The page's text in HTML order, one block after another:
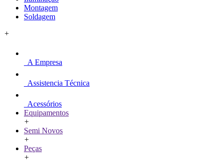
Montagem
Soldagem
+
A Empresa
Assistencia Técnica
Acessórios
Equipamentos
+
Semi Novos
+
Peças
+